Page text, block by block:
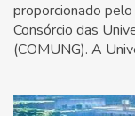
proporcionado
Consórcio das
(COMUNG). A